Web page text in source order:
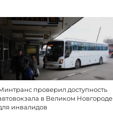
проверил доступность
в Великом Новгороде
инвалидов